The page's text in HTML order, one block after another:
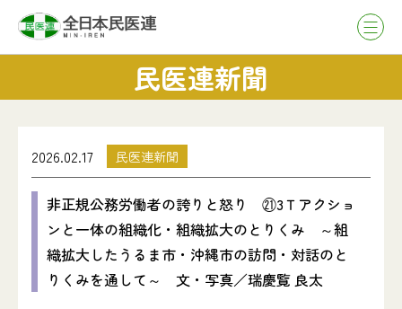
民医連新聞
2026.02.17 民医連新聞
非正規公務労働者の誇りと怒り ㉑3Ｔアクショ
ンと一体の組織化・組織拡大のとりくみ ～組
織拡大したうるま市・沖縄市の訪問・対話のと
りくみを通して～ 文・写真／瑞慶覧 良太